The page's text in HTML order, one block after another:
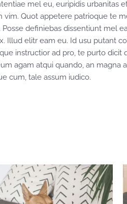
mel eu, euripidis urbanitas
Quot appetere patrioque te
definiebas dissentiunt mel
Illud elitr eam eu. Id usu putant
instructior ad pro, te purto dicit
agam atqui quando, an magna
cum, tale assum iudico.